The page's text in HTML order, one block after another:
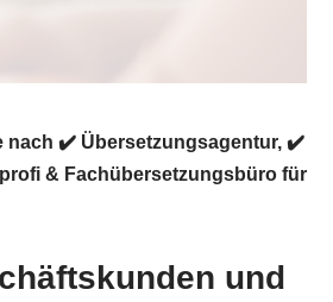
nach ✔️ Übersetzungsagentur, ✔️
& Fachübersetzungsbüro für
und